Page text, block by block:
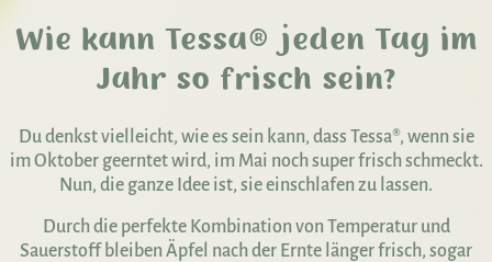
Wie kann Tessa® jeden Tag im
Jahr so ​​frisch sein?
Du denkst vielleicht, wie es sein kann, dass Tessa®, wenn sie
im Oktober geerntet wird, im Mai noch super frisch schmeckt.
Nun, die ganze Idee ist, sie einschlafen zu lassen.
Durch die perfekte Kombination von Temperatur und
Sauerstoff bleiben Äpfel nach der Ernte länger frisch, sogar